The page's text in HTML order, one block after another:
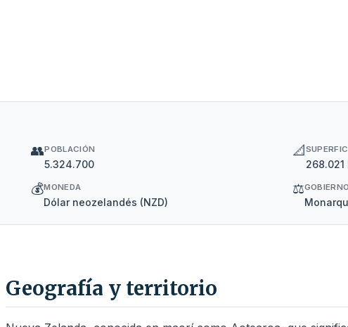
👥POBLACIÓN
5.324.700
📐
268.021
💰MONEDA
Dólar neozelandés (NZD)
⚖️GOBIERNO
Geografía y territorio